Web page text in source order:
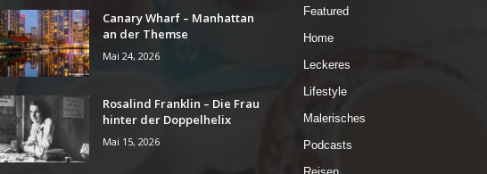
Canary Wharf – Manhattan
an der Themse
Mai 24, 2026
Rosalind Franklin – Die Frau
hinter der Doppelhelix
Mai 15, 2026
Featured
Home
Leckeres
Lifestyle
Malerisches
Podcasts